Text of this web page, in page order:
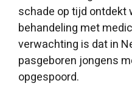
schade op tijd ontdekt
behandeling met
verwachting is dat in
pasgeboren jongens
opgespoord.